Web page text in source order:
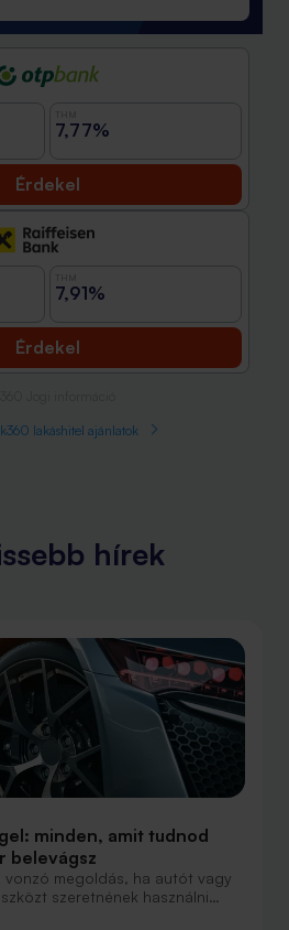
7,77%
Érdekel
7,91%
Érdekel
lakáshitel ajánlatok
hírek
minden, amit tudnod
belevágsz
vonzó megoldás, ha autót vagy
szeretnének használni
ki kellene fizetniük.